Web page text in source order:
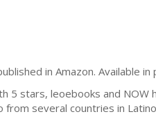
in Amazon. Available
5 stars, leoebooks and NOW
several countries in